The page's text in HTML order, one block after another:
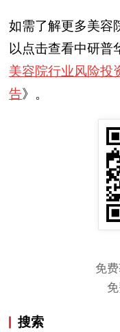
如需了解更多美容
以点击查看中研普
美容院行业风险投
告》。
免
搜索